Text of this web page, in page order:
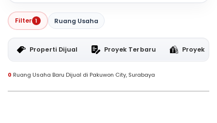
Filter 1 Ruang Usaha
Properti Dijual Proyek Terbaru Proyek
0 Ruang Usaha Baru Dijual di Pakuwon City, Surabaya